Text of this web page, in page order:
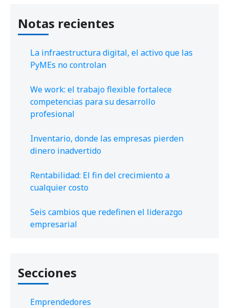
Notas recientes
La infraestructura digital, el activo que las
PyMEs no controlan
We work: el trabajo flexible fortalece
competencias para su desarrollo
profesional
Inventario, donde las empresas pierden
dinero inadvertido
Rentabilidad: El fin del crecimiento a
cualquier costo
Seis cambios que redefinen el liderazgo
empresarial
Secciones
Emprendedores